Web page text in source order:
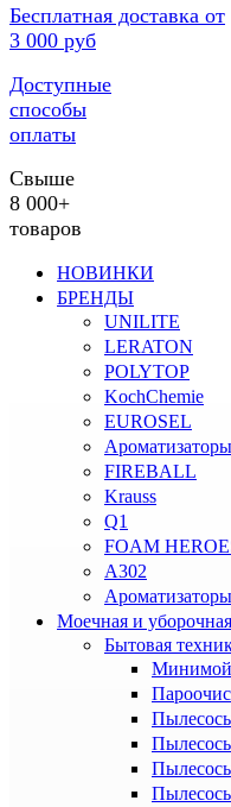
Бесплатная доставка от
3 000 руб
Доступные
способы
оплаты
Свыше
8 000+
товаров
НОВИНКИ
БРЕНДЫ
UNILITE
LERATON
POLYTOP
KochChemie
EUROSEL
FIREBALL
Krauss
Q1
FOAM
A302
Моечная и
Бытовая